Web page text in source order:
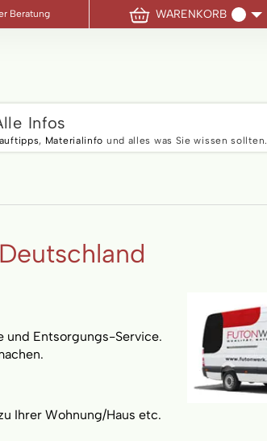
Beratung WARENKORB
Infos
, Materialinfo und alles was Sie wissen sollten.
und Entsorgungs-Service.
Ihrer Wohnung/Haus etc.